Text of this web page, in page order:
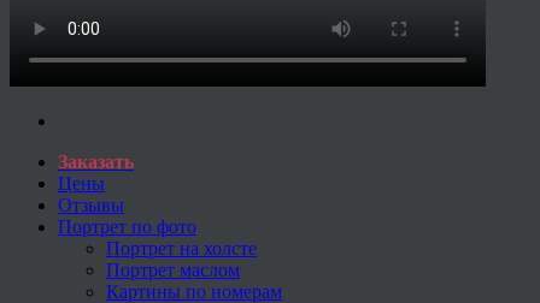
Заказать
Цены
Отзывы
Портрет по фото
Портрет на холсте
Портрет маслом
Картины по номерам